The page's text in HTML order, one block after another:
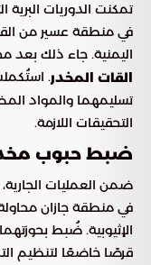
تمكنت الدوريات
في منطقة عسير من
اليمنية. جاء ذلك بعد
القات المخدر.
تسليمهما والمواد
التحقيقات اللازمة.
ضبط حبوب
ضمن العمليات
في منطقة جازان
الإثيوبية. ضُبط
قرصًا خاضعًا لتنظيم